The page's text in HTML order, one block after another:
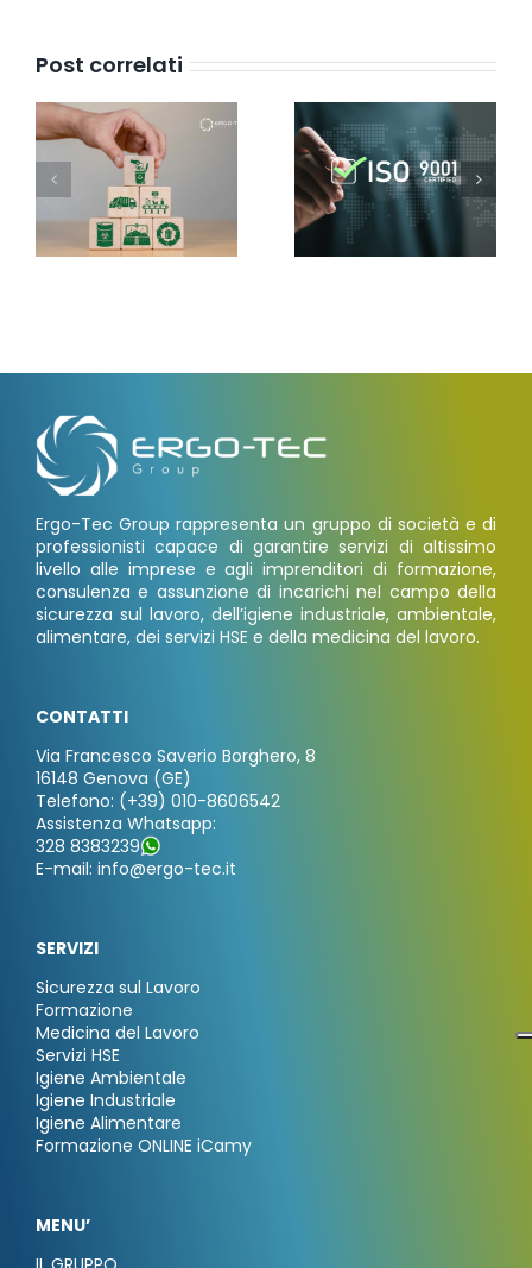
Post correlati
Ergo-Tec Group rappresenta un gruppo di società e di
professionisti capace di garantire servizi di altissimo
livello alle imprese e agli imprenditori di formazione,
consulenza e assunzione di incarichi nel campo della
sicurezza sul lavoro, dell’igiene industriale, ambientale,
alimentare, dei servizi HSE e della medicina del lavoro.
CONTATTI
Via Francesco Saverio Borghero, 8
16148 Genova (GE)
Telefono: (+39) 010-8606542
Assistenza Whatsapp:
328 8383239
E-mail: info@ergo-tec.it
SERVIZI
Sicurezza sul Lavoro
Formazione
Medicina del Lavoro
Servizi HSE
Igiene Ambientale
Igiene Industriale
Igiene Alimentare
Formazione ONLINE iCamy
MENU’